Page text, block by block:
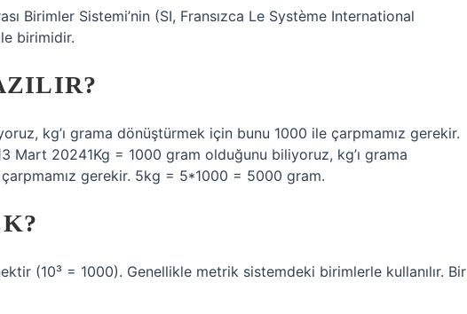
Birimler Sistemi’nin (SI, Fransızca Le Système International
birimidir.
kg’ı grama dönüştürmek için bunu 1000 ile çarpmamız gerekir.
Mart 20241Kg = 1000 gram olduğunu biliyoruz, kg’ı grama
gerekir. 5kg = 5*1000 = 5000 gram.
(10³ = 1000). Genellikle metrik sistemdeki birimlerle kullanılır. Bir